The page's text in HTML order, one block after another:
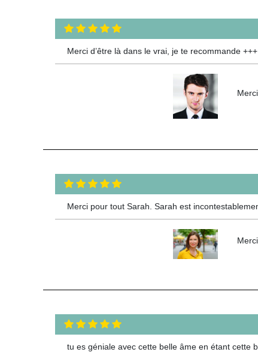
Merci d’être là dans le vrai, je te recommande
Merci pour tout Sarah. Sarah est
tu es géniale avec cette belle âme en étant cette